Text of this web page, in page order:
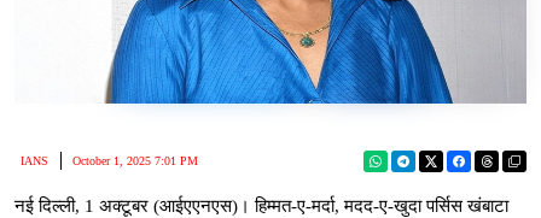
IANS October 1, 2025 7:01 PM
नई दिल्ली, 1 अक्टूबर (आईएएनएस)। हिम्मत-ए-मर्दा, मदद-ए-खुदा पर्सिस खंबाटा